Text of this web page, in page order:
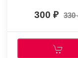
300 330